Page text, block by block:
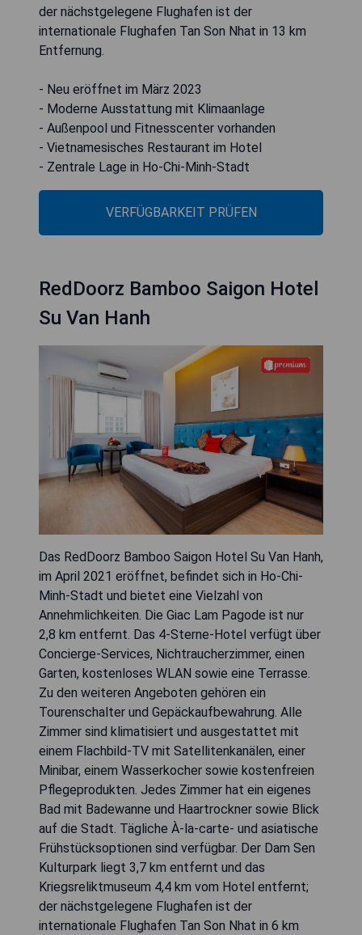
der nächstgelegene Flughafen ist der
internationale Flughafen Tan Son Nhat in 13 km
Entfernung.
- Neu eröffnet im März 2023
- Moderne Ausstattung mit Klimaanlage
- Außenpool und Fitnesscenter vorhanden
- Vietnamesisches Restaurant im Hotel
- Zentrale Lage in Ho-Chi-Minh-Stadt
VERFÜGBARKEIT PRÜFEN
RedDoorz Bamboo Saigon Hotel
Su Van Hanh
Das RedDoorz Bamboo Saigon Hotel Su Van Hanh,
im April 2021 eröffnet, befindet sich in Ho-Chi-
Minh-Stadt und bietet eine Vielzahl von
Annehmlichkeiten. Die Giac Lam Pagode ist nur
2,8 km entfernt. Das 4-Sterne-Hotel verfügt über
Concierge-Services, Nichtraucherzimmer, einen
Garten, kostenloses WLAN sowie eine Terrasse.
Zu den weiteren Angeboten gehören ein
Tourenschalter und Gepäckaufbewahrung. Alle
Zimmer sind klimatisiert und ausgestattet mit
einem Flachbild-TV mit Satellitenkanälen, einer
Minibar, einem Wasserkocher sowie kostenfreien
Pflegeprodukten. Jedes Zimmer hat ein eigenes
Bad mit Badewanne und Haartrockner sowie Blick
auf die Stadt. Tägliche À-la-carte- und asiatische
Frühstücksoptionen sind verfügbar. Der Dam Sen
Kulturpark liegt 3,7 km entfernt und das
Kriegsreliktmuseum 4,4 km vom Hotel entfernt;
der nächstgelegene Flughafen ist der
internationale Flughafen Tan Son Nhat in 6 km